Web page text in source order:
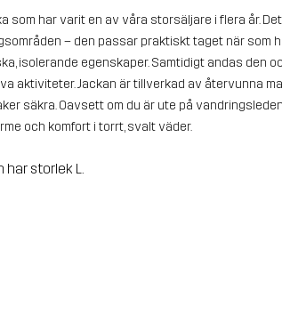
som har varit en av våra storsäljare i flera år.
– den passar praktiskt taget när som
isolerande egenskaper. Samtidigt andas den
aktiviteter. Jackan är tillverkad av återvunna
säkra. Oavsett om du är ute på
och komfort i torrt, svalt väder.
har storlek L.